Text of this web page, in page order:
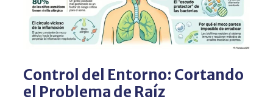
Control del Entorno: Cortando
el Problema de Raíz